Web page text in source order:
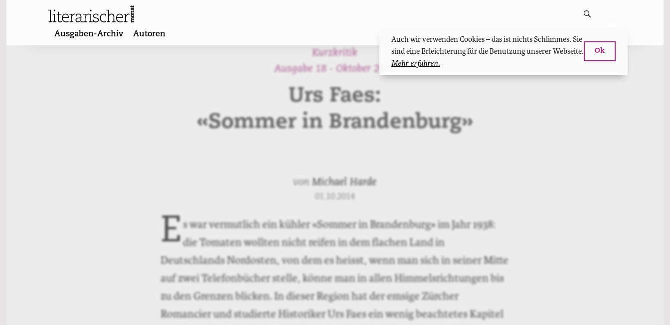
Auch wir verwenden Cookies – das ist nichts Schlimmes. Sie
sind eine Erleichterung für die Benutzung unserer Webseite.
Mehr erfahren.
Ok
Ausgaben-Archiv Autoren
Kurzkritik
Ausgabe 18 - Oktober 2014
Urs Faes:
«Sommer in Brandenburg»
von Michael Harde
Es war vermutlich ein kühler «Sommer in Brandenburg» im Jahr 1938:
die Tomaten wollten nicht reifen in dem flachen Land in
Deutschlands Nordosten, von dem es heisst, wenn man sich in seiner Mitte
auf zwei Telefonbücher stelle, könne man in allen Himmelsrichtungen bis
zu den Grenzen blicken. In dieser Region hat der emsige Zürcher
Romancier und studierte Historiker Urs Faes ein wenig beachtetes Kapitel